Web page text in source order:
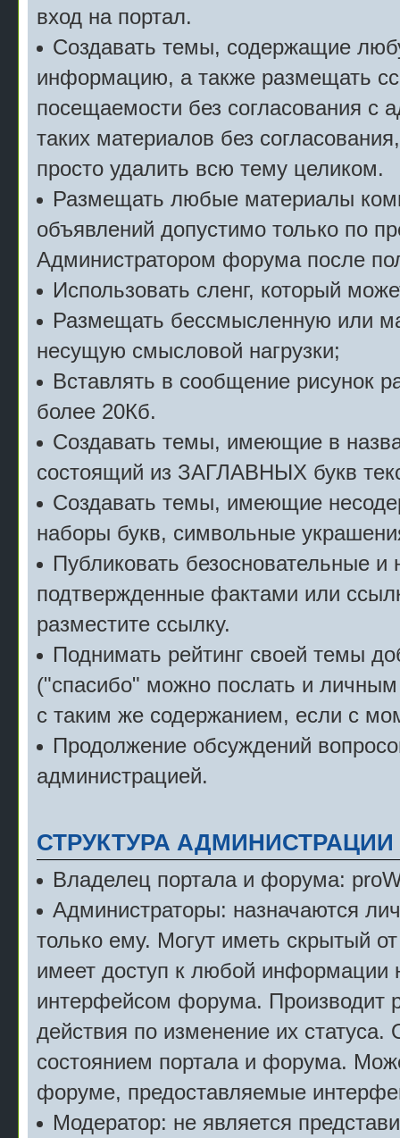
вход на портал.
Создавать темы, содержащие
информацию, а также размещать
посещаемости без согласования с
таких материалов без
просто удалить всю тему целиком.
Размещать любые материалы
объявлений допустимо только по
Администратором форума после
Использовать сленг, который
Размещать бессмысленную или
несущую смысловой нагрузки;
Вставлять в сообщение рисунок
более 20Кб.
Создавать темы, имеющие в
состоящий из ЗАГЛАВНЫХ букв
Создавать темы, имеющие
наборы букв, символьные
Публиковать безосновательные
подтвержденные фактами или
разместите ссылку.
Поднимать рейтинг своей темы
("спасибо" можно послать и
с таким же содержанием, если с
Продолжение обсуждений
администрацией.
СТРУКТУРА
Владелец портала и форума:
Администраторы: назначаются
только ему. Могут иметь скрытый
имеет доступ к любой информации
интерфейсом форума. Производит
действия по изменение их
состоянием портала и форума.
форуме, предоставляемые
Модератор: не является